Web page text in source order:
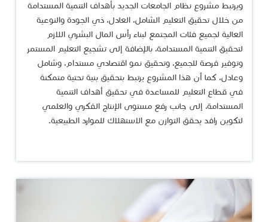
ويرتبط مشروع نظام الجامعات الجديد بأهداف التنمية المستدامة
من خلال تحقيق التعليم الشامل، العادل، ذي الجودة والنوعية
العالية لجميع فئات المجتمع لبناء رأس المال البشري اللازم
لتحقيق التنمية المستدامة، بالإضافة إلى تشجيع التعليم المستمر
وتوفير فرصة للجميع، وتحقيق نمو اقتصادي مستدام، وشامل
وعادل، كما أن هذا المشروع يرتبط بتحقيق بنية تحتية متمكنة
في قطاع التعليم للمساعدة في تحقيق أهداف التنمية
المستدامة، إلى جانب رفع مستوى الإنتاج الفكري والعلمي
لتكوين رافد يحقق التوازن مع الاستهلاك للموارد الطبيعية.​